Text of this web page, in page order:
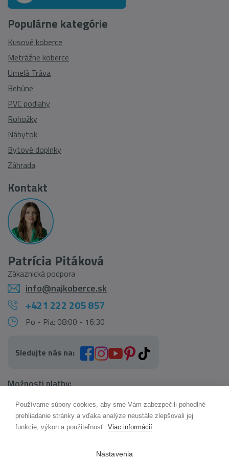
Populárne kategórie
Kusové koberce
Metrážne koberce
Umelá Tráva
Behúne
PVC podlahy
Rohožky
Nábytok
Bytové doplnky
Záhrada
Kontakt
Patrícia Pitáková
Zákaznická podpora
info@najkoberce.sk
+421 222 205 857
Po - Pia: 08:00 - 16:30
Sledujte nás na:
Možnosti platby:
AI pomocník Maxík
Online
Používame súbory cookies, aby sme Vám zabezpečili pohodlné
prehliadanie stránky a vďaka analýze neustále zlepšovali jej
funkcie, výkon a použiteľnosť. Viac informácií
Nastavenia